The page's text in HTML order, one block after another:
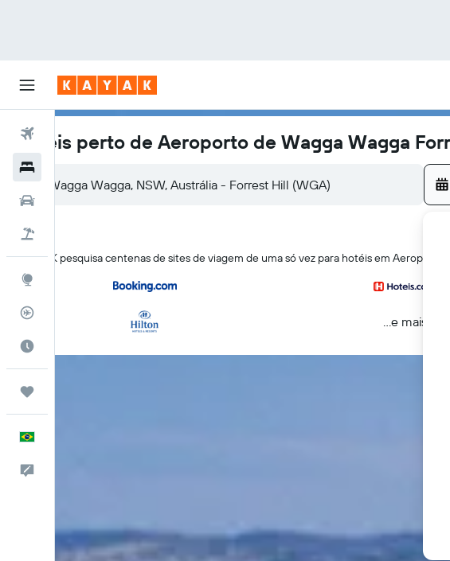
Voos
Rastreador de voos
Hotéis perto de Aeroporto de Wagga Wagga
O KAYAK pesquisa centenas de sites de viagem de uma só vez para hotéis em
...e mais